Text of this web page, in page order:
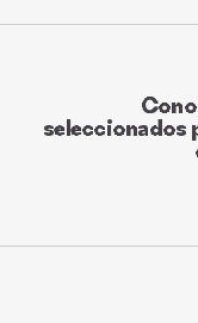
seleccionados